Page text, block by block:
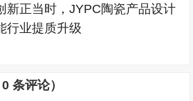
新正当时，JYPC陶瓷产品设计
行业提质升级
0 条评论）